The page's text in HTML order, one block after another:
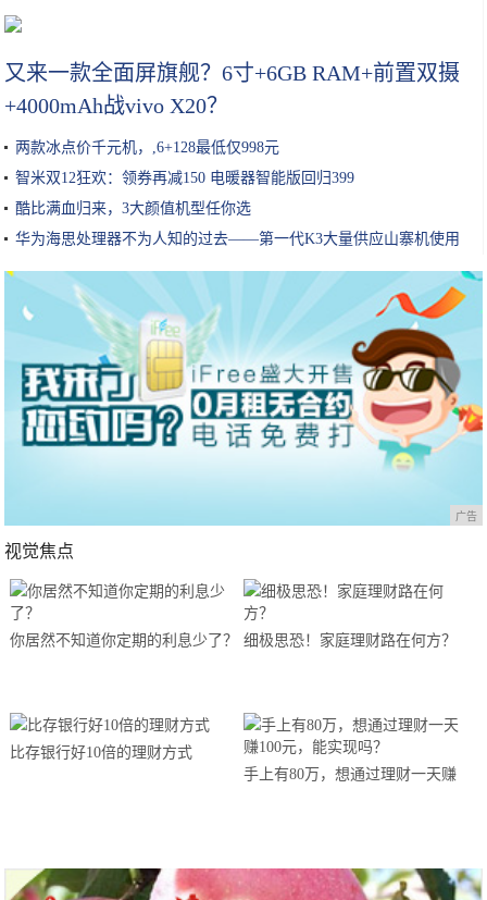
又来一款全面屏旗舰？6寸+6GB RAM+前置双摄
+4000mAh战vivo X20？
两款冰点价千元机，,6+128最低仅998元
智米双12狂欢：领券再减150 电暖器智能版回归399
酷比满血归来，3大颜值机型任你选
华为海思处理器不为人知的过去——第一代K3大量供应山寨机使用
广告
视觉焦点
你居然不知道你定期的利息少了？ 细极思恐！家庭理财路在何方？
比存银行好10倍的理财方式
手上有80万，想通过理财一天赚